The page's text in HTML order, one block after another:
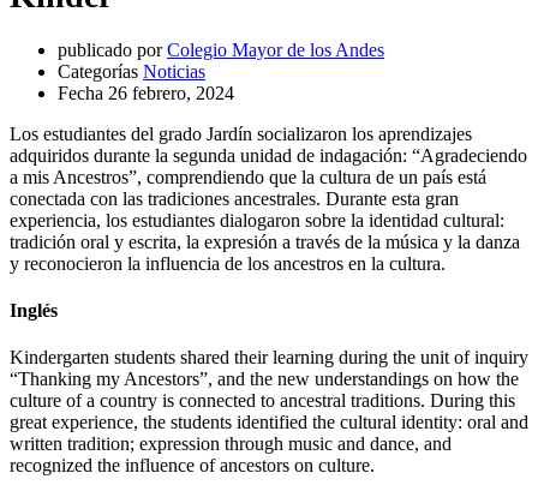
publicado por Colegio Mayor de los Andes
Categorías Noticias
Fecha 26 febrero, 2024
Los estudiantes del grado Jardín socializaron los aprendizajes
adquiridos durante la segunda unidad de indagación: “Agradeciendo
a mis Ancestros”, comprendiendo que la cultura de un país está
conectada con las tradiciones ancestrales. Durante esta gran
experiencia, los estudiantes dialogaron sobre la identidad cultural:
tradición oral y escrita, la expresión a través de la música y la danza
y reconocieron la influencia de los ancestros en la cultura.
Inglés
Kindergarten students shared their learning during the unit of inquiry
“Thanking my Ancestors”, and the new understandings on how the
culture of a country is connected to ancestral traditions. During this
great experience, the students identified the cultural identity: oral and
written tradition; expression through music and dance, and
recognized the influence of ancestors on culture.